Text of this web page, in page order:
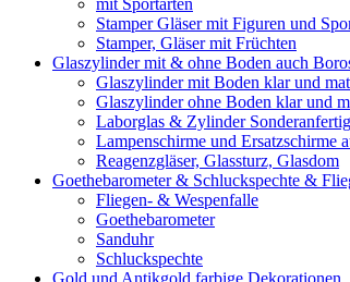
mit Sportarten
Stamper Gläser mit Figuren und
Stamper, Gläser mit Früchten
Glaszylinder mit & ohne Boden auch
Glaszylinder mit Boden klar und
Glaszylinder ohne Boden klar und
Laborglas & Zylinder
Lampenschirme und Ersatzschirme
Reagenzgläser, Glassturz, Glasdom
Goethebarometer & Schluckspechte &
Fliegen- & Wespenfalle
Goethebarometer
Sanduhr
Schluckspechte
Gold und Antikgold farbige Dekorationen